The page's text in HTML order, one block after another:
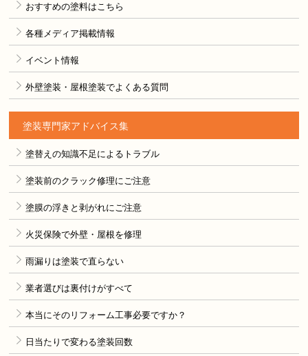
おすすめの塗料はこちら
各種メディア掲載情報
イベント情報
外壁塗装・屋根塗装でよくある質問
塗装専門家アドバイス集
塗替えの知識不足によるトラブル
塗装前のクラック修理にご注意
塗膜の浮きと剥がれにご注意
火災保険で外壁・屋根を修理
雨漏りは塗装で直らない
業者選びは裏付けがすべて
本当にそのリフォーム工事必要ですか？
日当たりで変わる塗装回数